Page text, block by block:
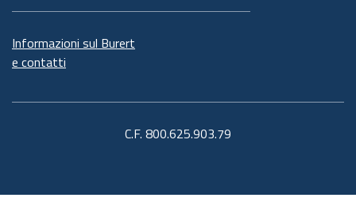
Informazioni sul Burert
e contatti
C.F. 800.625.903.79